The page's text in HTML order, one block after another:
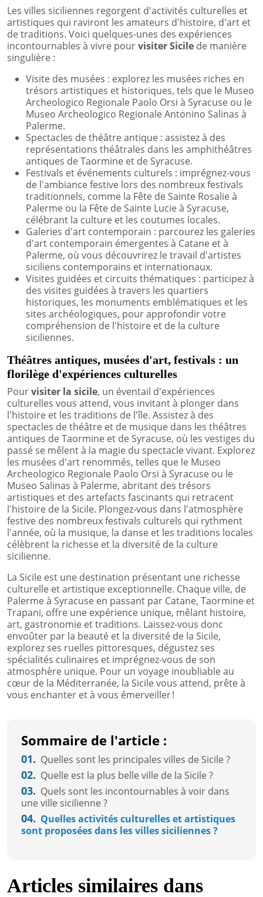
Les villes siciliennes regorgent d'activités culturelles et
artistiques qui raviront les amateurs d'histoire, d'art et
de traditions. Voici quelques-unes des expériences
incontournables à vivre pourvisiter Sicile de manière
singulière :
Visite des musées : explorez les musées riches en
trésors artistiques et historiques, tels que le Museo
Archeologico Regionale Paolo Orsi à Syracuse ou le
Museo Archeologico Regionale Antonino Salinas à
Palerme.
Spectacles de théâtre antique : assistez à des
représentations théâtrales dans les amphithéâtres
antiques de Taormine et de Syracuse.
Festivals et événements culturels : imprégnez-vous
de l'ambiance festive lors des nombreux festivals
traditionnels, comme la Fête de Sainte Rosalie à
Palerme ou la Fête de Sainte Lucie à Syracuse,
célébrant la culture et les coutumes locales.
Galeries d'art contemporain : parcourez les galeries
d'art contemporain émergentes à Catane et à
Palerme, où vous découvrirez le travail d'artistes
siciliens contemporains et internationaux.
Visites guidées et circuits thématiques : participez à
des visites guidées à travers les quartiers
historiques, les monuments emblématiques et les
sites archéologiques, pour approfondir votre
compréhension de l'histoire et de la culture
siciliennes.
Théâtres antiques, musées d'art, festivals : un
florilège d'expériences culturelles
Pourvisiter la sicile, un éventail d'expériences
culturelles vous attend, vous invitant à plonger dans
l'histoire et les traditions de l'île. Assistez à des
spectacles de théâtre et de musique dans les théâtres
antiques de Taormine et de Syracuse, où les vestiges du
passé se mêlent à la magie du spectacle vivant. Explorez
les musées d'art renommés, telles que le Museo
Archeologico Regionale Paolo Orsi à Syracuse ou le
Museo Salinas à Palerme, abritant des trésors
artistiques et des artefacts fascinants qui retracent
l'histoire de la Sicile. Plongez-vous dans l'atmosphère
festive des nombreux festivals culturels qui rythment
l'année, où la musique, la danse et les traditions locales
célèbrent la richesse et la diversité de la culture
sicilienne.
La Sicile est une destination présentant une richesse
culturelle et artistique exceptionnelle. Chaque ville, de
Palerme à Syracuse en passant par Catane, Taormine et
Trapani, offre une expérience unique, mêlant histoire,
art, gastronomie et traditions. Laissez-vous donc
envoûter par la beauté et la diversité de la Sicile,
explorez ses ruelles pittoresques, dégustez ses
spécialités culinaires et imprégnez-vous de son
atmosphère unique. Pour un voyage inoubliable au
cœur de la Méditerranée, la Sicile vous attend, prête à
vous enchanter et à vous émerveiller !
Sommaire de l'article :
01. Quelles sont les principales villes de Sicile ?
02. Quelle est la plus belle ville de la Sicile ?
03. Quels sont les incontournables à voir dans
une ville sicilienne ?
04. Quelles activités culturelles et artistiques
sont proposées dans les villes siciliennes ?
Articles similaires dans